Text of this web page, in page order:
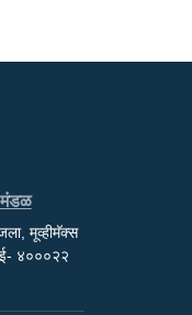
मंडळ
मूव्हीमॅक्स
४०००२२